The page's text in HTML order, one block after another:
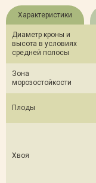
Характеристики
Диаметр кроны и
высота в условиях
средней полосы
Зона
морозостойкости
Плоды
Хвоя